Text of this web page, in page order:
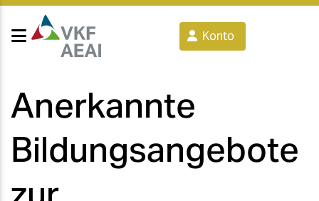
Konto
Anerkannte
Bildungsangebote